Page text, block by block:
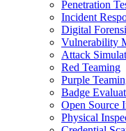
Penetration
Incident
Digital
Vulnerability
Attack
Red Teaming
Purple
Badge
Open Source
Physical